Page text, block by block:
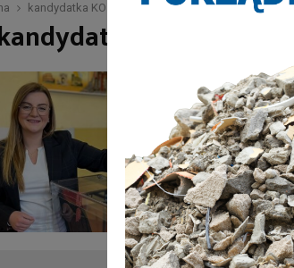
kandydatka KO
KO
INFORMACJE
Kandydatka
Marcin Pawlenka
Około godz.
Liceum
kandydatka
Rupniewska....